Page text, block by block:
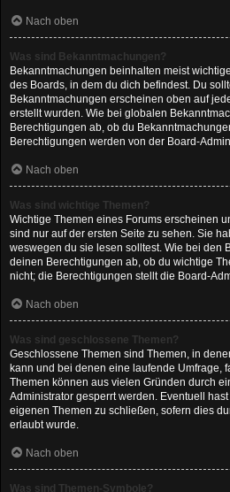
Nach oben
Was sind Bekanntmachungen?
Bekanntmachungen beinhalten meist
des Boards, in dem du dich befindest. Du
Bekanntmachungen erscheinen oben auf
erstellt wurden. Wie bei globalen
Berechtigungen ab, ob du
Berechtigungen werden von der Board-
Nach oben
Was sind wichtige Themen?
Wichtige Themen eines Forums erscheinen
sind nur auf der ersten Seite zu sehen. Sie
weswegen du sie lesen solltest. Wie bei den
deinen Berechtigungen ab, ob du wichtige
nicht; die Berechtigungen stellt die Board-
Nach oben
Was sind geschlossene Themen?
Geschlossene Themen sind Themen, in
kann und bei denen eine laufende Umfrage,
Themen können aus vielen Gründen durch
Administrator gesperrt werden. Eventuell
eigenen Themen zu schließen, sofern dies
erlaubt wurde.
Nach oben
Was sind Themen-Symbole?